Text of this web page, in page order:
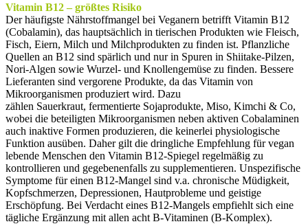
Vitamin B12 – größtes Risiko
Der häufigste Nährstoffmangel bei Veganern betrifft Vitamin B12
(Cobalamin), das hauptsächlich in tierischen Produkten wie Fleisch,
Fisch, Eiern, Milch und Milchprodukten zu finden ist. Pflanzliche
Quellen an B12 sind spärlich und nur in Spuren in Shiitake-Pilzen,
Nori-Algen sowie Wurzel- und Knollengemüse zu finden. Bessere
Lieferanten sind vergorene Produkte, da das Vitamin von
Mikroorganismen produziert wird. Dazu
zählen Sauerkraut, fermentierte Sojaprodukte, Miso, Kimchi & Co,
wobei die beteiligten Mikroorganismen neben aktiven Cobalaminen
auch inaktive Formen produzieren, die keinerlei physiologische
Funktion ausüben. Daher gilt die dringliche Empfehlung für vegan
lebende Menschen den Vitamin B12-Spiegel regelmäßig zu
kontrollieren und gegebenenfalls zu supplementieren. Unspezifische
Symptome für einen B12-Mangel sind v.a. chronische Müdigkeit,
Kopfschmerzen, Depressionen, Hautprobleme und geistige
Erschöpfung. Bei Verdacht eines B12-Mangels empfiehlt sich eine
tägliche Ergänzung mit allen acht B-Vitaminen (B-Komplex).